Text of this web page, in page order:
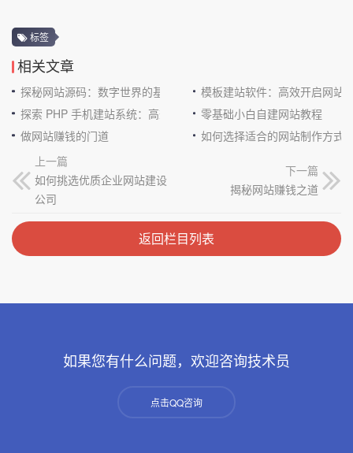
标签
相关文章
探秘网站源码：数字世界的基石
模板建站软件：高效开启网站
探索 PHP 手机建站系统：高效与便捷的完美结合零基础小白自建网站教程
做网站赚钱的门道
如何选择适合的网站制作方式
上一篇
如何挑选优质企业网站建设
公司
下一篇
揭秘网站赚钱之道
返回栏目列表
如果您有什么问题，欢迎咨询技术员
点击QQ咨询